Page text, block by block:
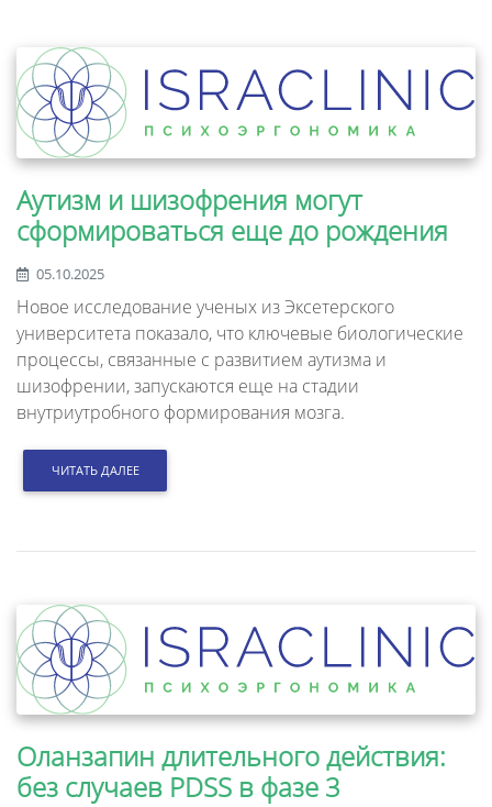
Аутизм и шизофрения могут
сформироваться еще до рождения
05.10.2025
Новое исследование ученых из Эксетерского
университета показало, что ключевые биологические
процессы, связанные с развитием аутизма и
шизофрении, запускаются еще на стадии
внутриутробного формирования мозга.
ЧИТАТЬ ДАЛЕЕ
Оланзапин длительного действия:
без случаев PDSS в фазе 3